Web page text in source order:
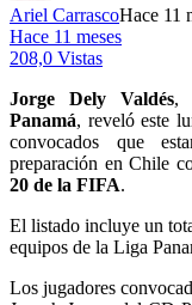
Ariel CarrascoHace 11
Hace 11 meses
208,0 Vistas
Jorge Dely Valdés,
Panamá, reveló este
convocados que
preparación en Chile
20 de la FIFA.
El listado incluye un
equipos de la Liga
Los jugadores